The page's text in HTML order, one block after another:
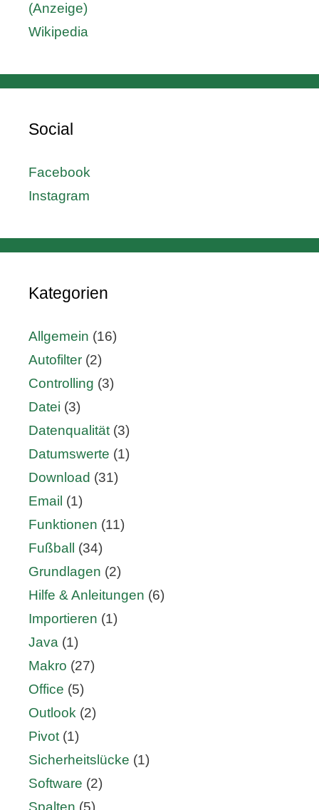
(Anzeige)
Wikipedia
Social
Facebook
Instagram
Kategorien
Allgemein (16)
Autofilter (2)
Controlling (3)
Datei (3)
Datenqualität (3)
Datumswerte (1)
Download (31)
Email (1)
Funktionen (11)
Fußball
(34)
Grundlagen (2)
Hilfe & Anleitungen (6)
Importieren (1)
Java (1)
Makro (27)
Office (5)
Outlook (2)
Pivot (1)
Sicherheitslücke (1)
Software (2)
Spalten (5)